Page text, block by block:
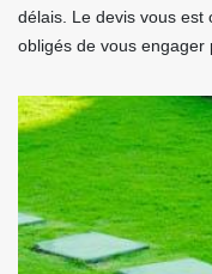
délais. Le devis vous
obligés de vous engager